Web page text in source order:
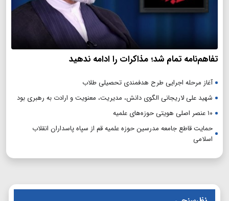
تفاهم‌نامه تمام شد؛ مذاکرات را ادامه ندهید
آغاز مرحله اجرایی طرح هدفمندی تحصیلی طلاب
شهید علی لاریجانی الگوی دانش، مدیریت، معنویت و ارادت به رهبری بود
۱۰ عنصر اصلی هویتی حوزه‌های علمیه
حمایت قاطع جامعه مدرسین حوزه علمیه قم از سپاه پاسداران انقلاب
اسلامی